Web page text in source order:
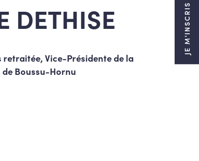
JE M'INSCRIS
DETHISE
retraitée, Vice-Présidente de la
Boussu-Hornu